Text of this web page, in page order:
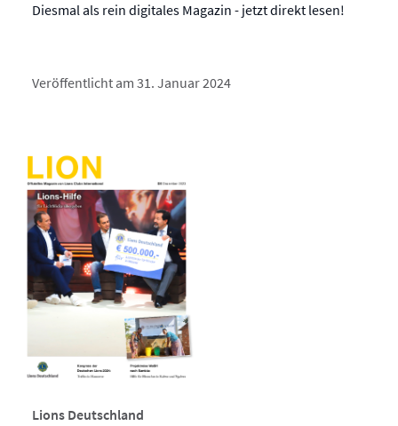
Diesmal als rein digitales Magazin - jetzt direkt lesen!
Veröffentlicht am 31. Januar 2024
Lions Deutschland